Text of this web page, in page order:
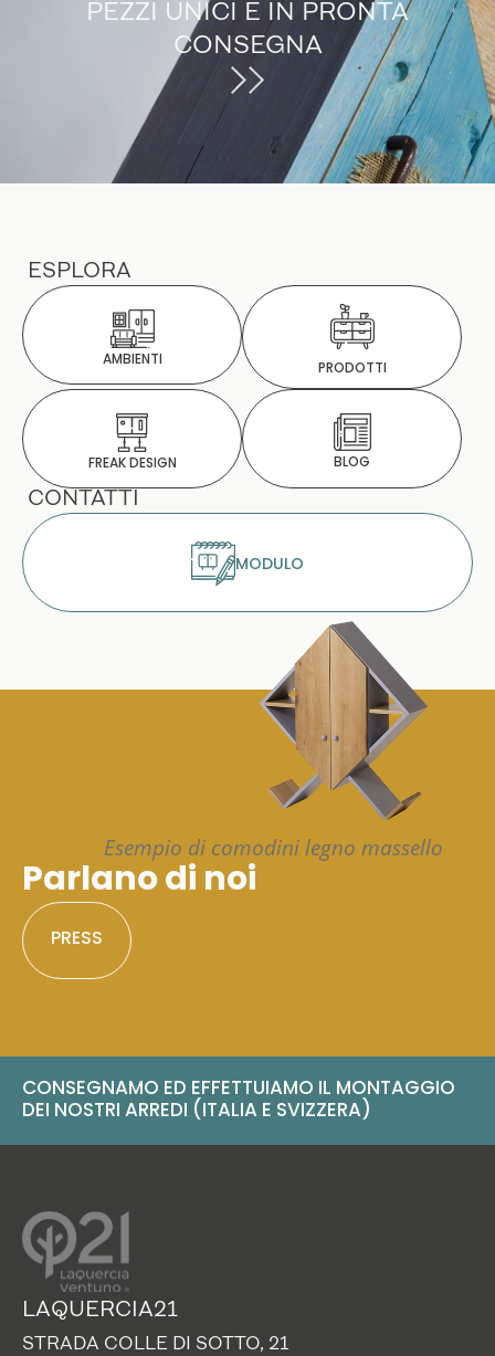
PEZZI UNICI E IN PRONTA
CONSEGNA
ESPLORA
AMBIENTI
PRODOTTI
FREAK DESIGN BLOG
CONTATTI
MODULO
Esempio di comodini legno massello
Parlano di noi
PRESS
CONSEGNAMO ED EFFETTUIAMO IL MONTAGGIO
DEI NOSTRI ARREDI (ITALIA E SVIZZERA)
LAQUERCIA21
STRADA COLLE DI SOTTO, 21